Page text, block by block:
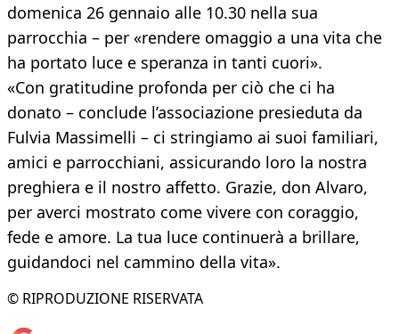
domenica 26 gennaio alle 10.30 nella sua
parrocchia – per «rendere omaggio a una vita che
ha portato luce e speranza in tanti cuori».
«Con gratitudine profonda per ciò che ci ha
donato – conclude l’associazione presieduta da
Fulvia Massimelli – ci stringiamo ai suoi familiari,
amici e parrocchiani, assicurando loro la nostra
preghiera e il nostro affetto. Grazie, don Alvaro,
per averci mostrato come vivere con coraggio,
fede e amore. La tua luce continuerà a brillare,
guidandoci nel cammino della vita».
© RIPRODUZIONE RISERVATA